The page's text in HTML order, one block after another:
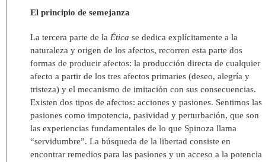
El principio de semejanza
La tercera parte de la Ética se dedica explícitamente a la
naturaleza y origen de los afectos, recorren esta parte dos
formas de producir afectos: la producción directa de cualquier
afecto a partir de los tres afectos primaries (deseo, alegría y
tristeza) y el mecanismo de imitación con sus consecuencias.
Existen dos tipos de afectos: acciones y pasiones. Sentimos las
pasiones como impotencia, pasividad y perturbación, que son
las experiencias fundamentales de lo que Spinoza llama
“servidumbre”. La búsqueda de la libertad consiste en
encontrar remedios para las pasiones y un acceso a la potencia